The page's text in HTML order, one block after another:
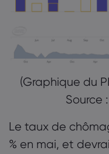
(Graphique du
Source
Le taux de
% en mai, et